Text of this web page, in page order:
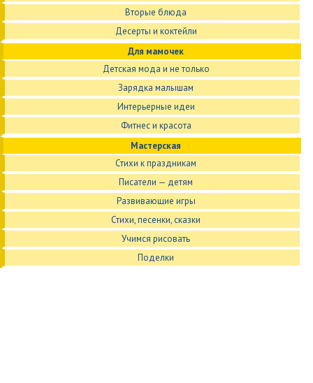
Вторые блюда
Десерты и коктейли
Для мамочек
Детская мода и не только
Зарядка малышам
Интерьерные идеи
Фитнес и красота
Мастерская
Стихи к праздникам
Писатели — детям
Развивающие игры
Стихи, песенки, сказки
Учимся рисовать
Поделки